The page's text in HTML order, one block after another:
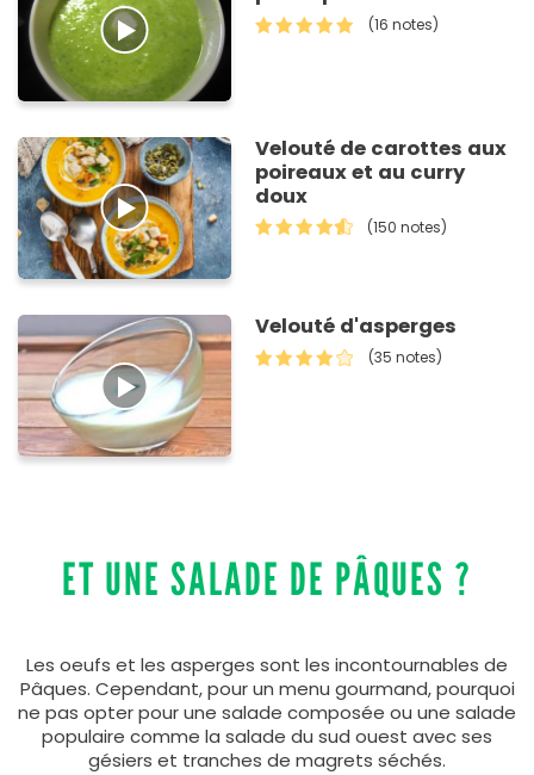
(16 notes)
Velouté de carottes aux
poireaux et au curry
doux
(150 notes)
Velouté d'asperges
(35 notes)
ET UNE SALADE DE PÂQUES ?
Les oeufs et les asperges sont les incontournables de
Pâques. Cependant, pour un menu gourmand, pourquoi
ne pas opter pour une salade composée ou une salade
populaire comme la salade du sud ouest avec ses
gésiers et tranches de magrets séchés.